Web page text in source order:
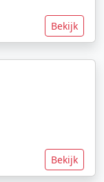
Bekijk
Bekijk